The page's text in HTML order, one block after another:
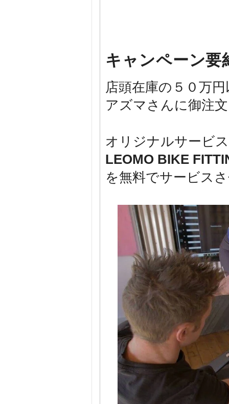
キャンペーン要
店頭在庫の５０万
アズマさんに御注
オリジナルサービス
LEOMO BIKE
を無料でサービス